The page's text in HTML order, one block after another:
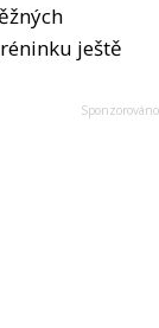
ještě